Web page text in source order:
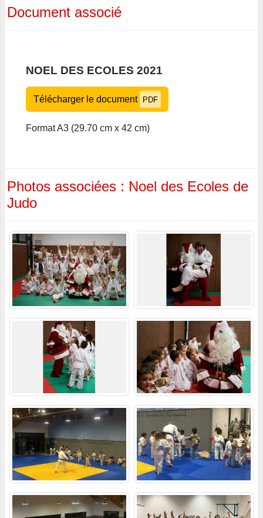
Document associé
NOEL DES ECOLES 2021
Télécharger le document PDF
Format A3 (29.70 cm x 42 cm)
Photos associées : Noel des Ecoles de
Judo